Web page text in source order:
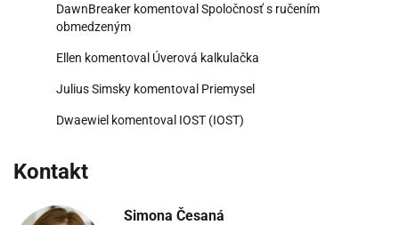
DawnBreaker komentoval Spoločnosť s ručením
obmedzeným
Ellen komentoval Úverová kalkulačka
Julius Simsky komentoval Priemysel
Dwaewiel komentoval IOST (IOST)
Kontakt
Simona Česaná